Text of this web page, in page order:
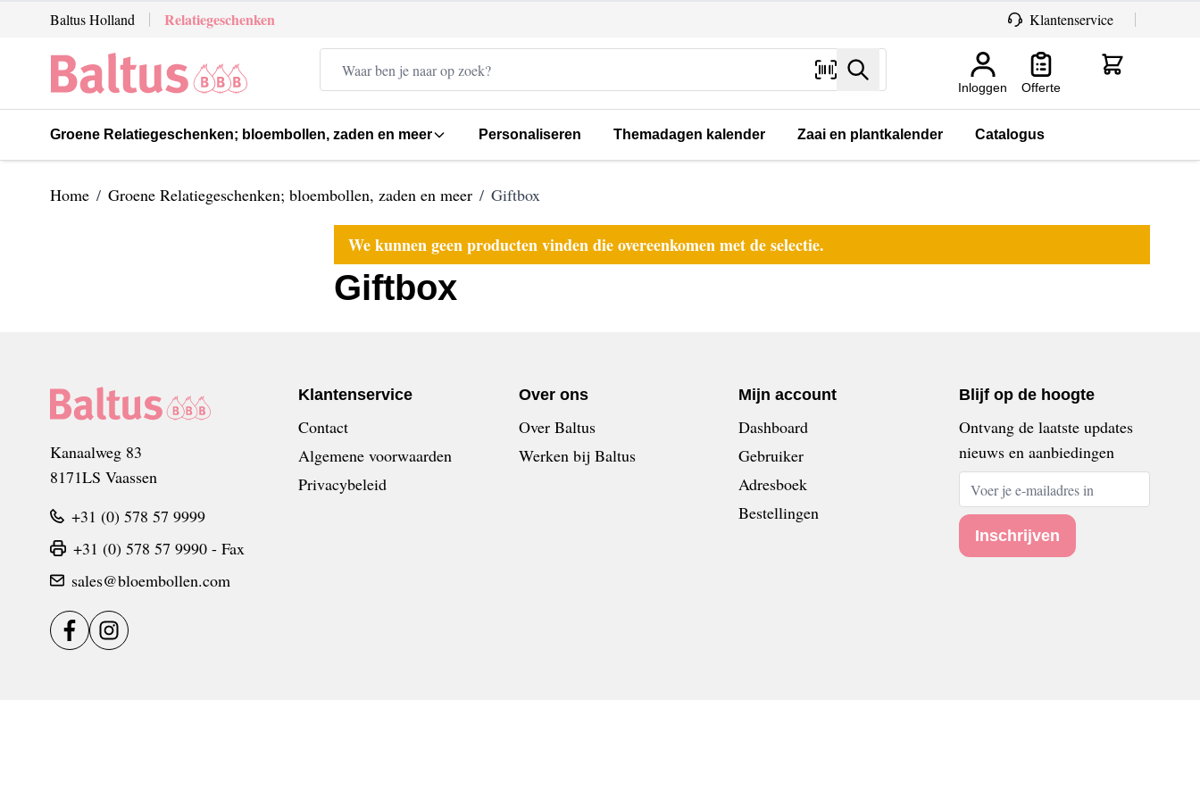
Ga direct door naar de inhoud
Baltus Holland Relatiegeschenken Klantenservice
Zoeken Inloggen Offerte
Groene Relatiegeschenken; bloembollen, zaden en meer Personaliseren Themadagen kalender Zaai en plantkalender Catalogus
Home / Groene Relatiegeschenken; bloembollen, zaden en meer / Giftbox
Giftbox
We kunnen geen producten vinden die overeenkomen met de selectie.
Kanaalweg 83
8171LS Vaassen
+31 (0) 578 57 9999
+31 (0) 578 57 9990 - Fax
sales@bloembollen.com
FacebookInstagram
Klantenservice
Contact
Algemene voorwaarden
Privacybeleid
Over ons
Over Baltus
Werken bij Baltus
Mijn account
Dashboard
Gebruiker
Adresboek
Bestellingen
Blijf op de hoogte
Ontvang de laatste updates
nieuws en aanbiedingen
E-mailadres
Inschrijven